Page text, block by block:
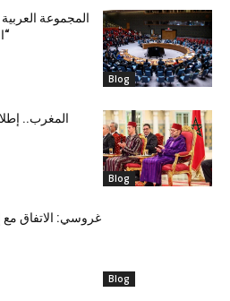
Blog
المجموعة
Blog
المغرب..
Blog
غروسي: الاتفاق مع